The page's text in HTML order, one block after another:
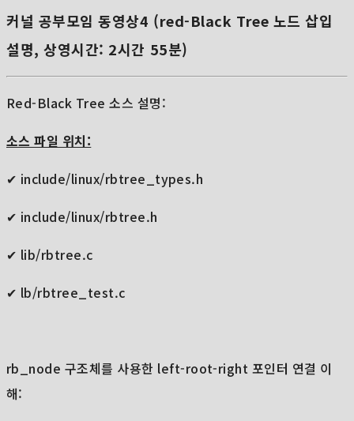
커널 공부모임 동영상4 (red-Black Tree 노드 삽입
설명, 상영시간: 2시간 55분)
Red-Black Tree 소스 설명:
소스 파일 위치:
✔ include/linux/rbtree_types.h
✔ include/linux/rbtree.h
✔ lib/rbtree.c
✔ lb/rbtree_test.c
rb_node 구조체를 사용한 left-root-right 포인터 연결 이
해: